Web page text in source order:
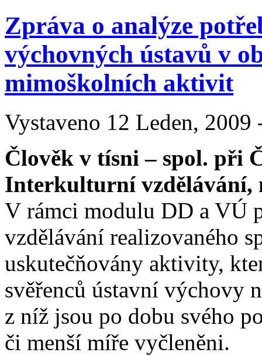
Zpráva o analýze
výchovných ústavů v
mimoškolních aktivit
Vystaveno 12 Leden,
Člověk v tísni – spol. při
Interkulturní vzdělávání,
V rámci modulu DD a VÚ
vzdělávání realizovaného
uskutečňovány aktivity,
svěřenců ústavní výchovy
z níž jsou po dobu svého
či menší míře vyčleněni.